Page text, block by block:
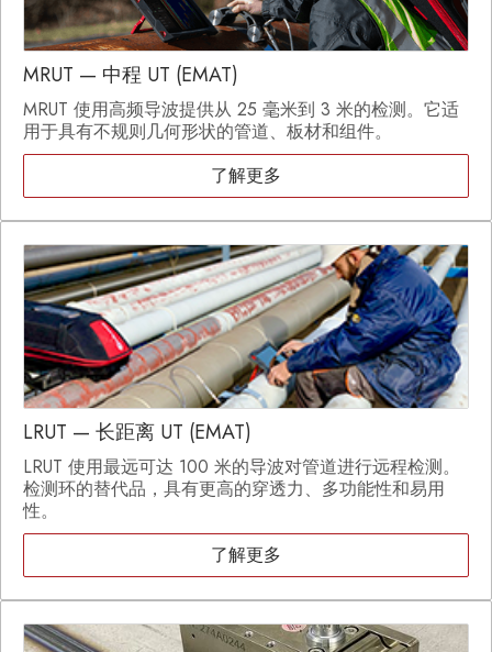
MRUT — 中程 UT (EMAT)
MRUT 使用高频导波提供从 25 毫米到 3 米的检测。它适
用于具有不规则几何形状的管道、板材和组件。
了解更多
LRUT — 长距离 UT (EMAT)
LRUT 使用最远可达 100 米的导波对管道进行远程检测。
检测环的替代品，具有更高的穿透力、多功能性和易用
性。
了解更多